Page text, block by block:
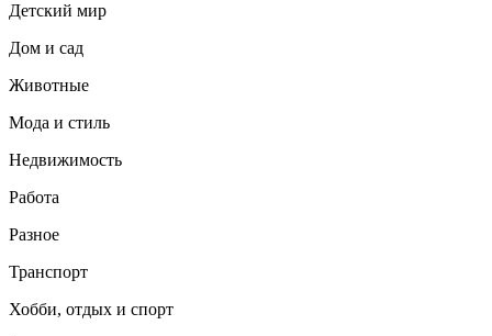
Детский мир
Дом и сад
Животные
Мода и стиль
Недвижимость
Работа
Разное
Транспорт
Хобби, отдых и спорт